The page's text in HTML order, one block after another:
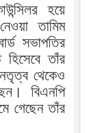
হয়ে
তামিম
সভাপতির
হিসেবে তাঁর
থেকেও
বিএনপি
গেছেন তাঁর